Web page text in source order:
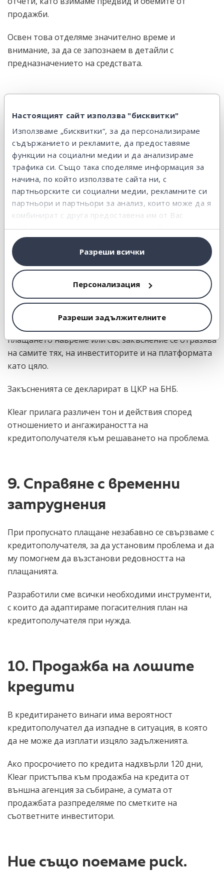
Настоящият сайт използва "бисквитки"
Използваме „бисквитки“, за да персонализираме
съдържанието и рекламите, да предоставяме
функции на социални медии и да анализираме
трафика си. Също така споделяме информация за
начина, по който използвате сайта ни, с
партньорските си социални медии, рекламните си
партньори и партньори за анализ, които може да я
комбинират с друга предоставена им от Вас
информация или с такава, която са събрали от
ползването от Ваша страна на услугите им.
Разреши всички
Персонализация
Разреши задължителните
продажби.
Освен това отделяме значително време и
внимание, за да се запознаем в детайли с
предназначението на средствата.
7. Напомняне за
предстоящо плащане
Преди да настъпи първата падежна дата, се
уверяваме, че кредитополучателят знае кога и как
да плаща вноските си.
Продължаваме да правим напомняния, съобразени
с обстоятелствата преди всяка падежна дата.
8. Мотивиране за плащане
навреме
В комуникацията ни с кредитополучателите
обръщаме особено внимание на това как
плащането навреме или със закъснение се отразява
на самите тях, на инвеститорите и на платформата
като цяло.
Закъсненията се декларират в ЦКР на БНБ.
Klear прилага различен тон и действия според
отношението и ангажираността на
кредитополучателя към решаването на проблема.
9. Справяне с временни
затруднения
При пропуснато плащане незабавно се свързваме с
кредитополучателя, за да установим проблема и да
му помогнем да възстанови редовността на
плащанията.
Разработили сме всички необходими инструменти,
с които да адаптираме погасителния план на
кредитополучателя при нужда.
10. Продажба на лошите
кредити
В кредитирането винаги има вероятност
кредитополучател да изпадне в ситуация, в която
да не може да изплати изцяло задълженията.
Ако просрочието по кредита надхвърли 120 дни,
Klear пристъпва към продажба на кредита от
външна агенция за събиране, а сумата от
продажбата разпределяме по сметките на
съответните инвеститори.
Ние също поемаме риск.